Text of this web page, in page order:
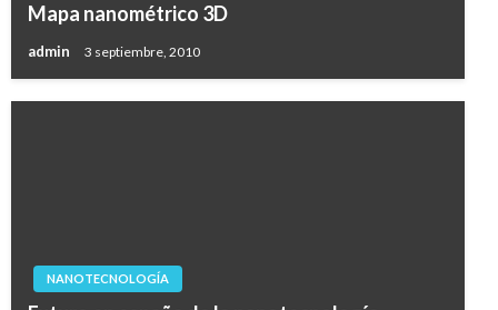
Mapa nanométrico 3D
admin 3 septiembre, 2010
NANOTECNOLOGÍA